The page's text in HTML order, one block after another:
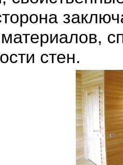
стен.